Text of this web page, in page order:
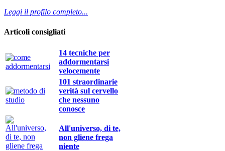
Leggi il profilo completo...
Articoli consigliati
14 tecniche per
addormentarsi
velocemente
101 straordinarie
verità sul cervello
che nessuno
conosce
All'universo, di te,
non gliene frega
niente